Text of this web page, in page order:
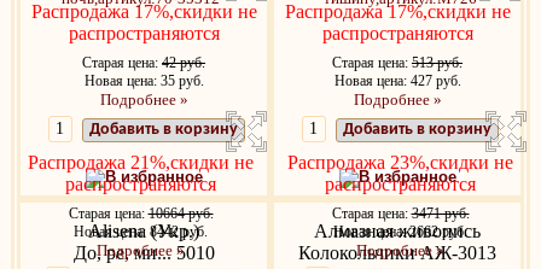
Распродажа 17%,скидки не
распространяются
Старая цена: 42 руб.
Новая цена: 35 руб.
Подробнее »
Добавить в корзину
В избранное
Распродажа 17%,скидки не
распространяются
Старая цена: 513 руб.
Новая цена: 427 руб.
Подробнее »
Добавить в корзину
В избранное
Alisena (Укр.)
До, ре, ми... 5010
Алмазная живопись
Колокольчики АЖ-3013
Распродажа 21%,скидки не
распространяются
Старая цена:10664 руб.
Новая цена: 8442 руб.
Подробнее »
Распродажа 23%,скидки не
распространяются
Старая цена:3471 руб.
Новая цена: 2662 руб.
Подробнее »